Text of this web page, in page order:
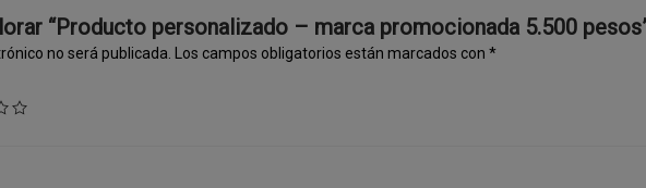
“Producto personalizado – marca promocionada 5.500
no será publicada. Los campos obligatorios están marcados con *